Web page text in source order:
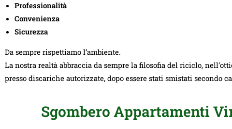
Professionalità
Convenienza
Sicurezza
Da sempre rispettiamo l’ambiente.
La nostra realtà abbraccia da sempre la filosofia del riciclo,
presso discariche autorizzate, dopo essere stati smistati secondo
Sgombero Appartamenti